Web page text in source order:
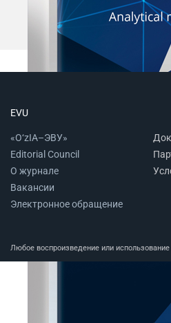
EVU
«O‘zIA–ЭВУ»
Editorial Council
О журнале
Вакансии
Электронное обращение
Любое воспроизведение или